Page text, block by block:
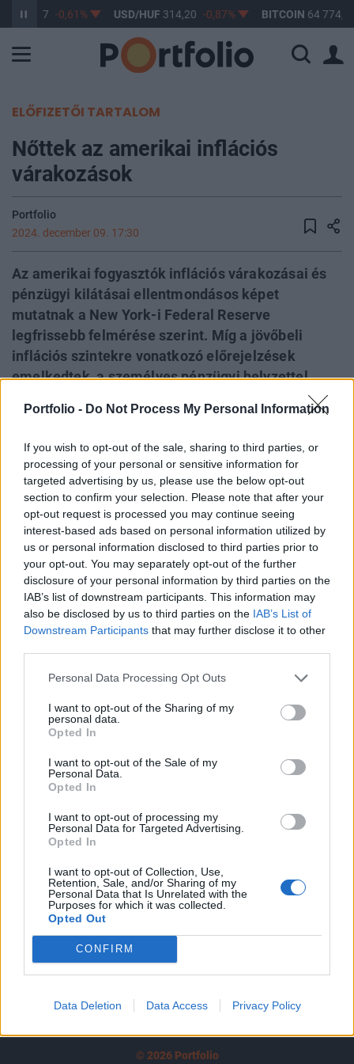
Portfolio - Do Not Process My Personal Information
If you wish to opt-out of the sale, sharing to third parties, or
processing of your personal or sensitive information for
targeted advertising by us, please use the below opt-out
section to confirm your selection. Please note that after your
opt-out request is processed you may continue seeing
interest-based ads based on personal information utilized by
us or personal information disclosed to third parties prior to
your opt-out. You may separately opt-out of the further
disclosure of your personal information by third parties on the
IAB’s list of downstream participants. This information may
also be disclosed by us to third parties on the IAB’s List of
Downstream Participants that may further disclose it to other
Personal Data Processing Opt Outs
I want to opt-out of the Sharing of my
personal data.
Opted In
I want to opt-out of the Sale of my
Personal Data.
Opted In
I want to opt-out of processing my
Personal Data for Targeted Advertising.
Opted In
I want to opt-out of Collection, Use,
Retention, Sale, and/or Sharing of my
Personal Data that Is Unrelated with the
Purposes for which it was collected.
Opted Out
CONFIRM
Data Deletion Data Access Privacy Policy
363,17 -0,61% USD/HUF 314,20 -0,87% BITCOIN 64 774,14
ELŐFIZETŐI TARTALOM
Nőttek az amerikai inflációs
várakozások
Portfolio
2024. december 09. 17:30
Az amerikai fogyasztók inflációs várakozásai és
pénzügyi kilátásai ellentmondásos képet
mutatnak a New York-i Federal Reserve
legfrissebb felmérése szerint. Míg a jövőbeli
inflációs szintekre vonatkozó előrejelzések
emelkedtek, a személyes pénzügyi helyzettel
kapcsolatos várakozások jelentősen javultak. A
felmérés eredményei különösen érdekesek a
várható kamatcsökkentésének fényében.
Budapest Economic Forum 2026Átalakulóban a magyar
gazdaságpolitika, a választások után gyökeresen
változhatnak meg a körülmények és a célok. Merre tart a
magyar kormány és mivel néz szembe a nemzetközi
környezetben? Ez lesz a Portfolio idei kiemelt
gazdaságpolitikai konferenciájának legfontosabb
témája.Információ és jelentkezésA New York-i Federal
Reserve hétfőn közzétett...
KEDVES OLVASÓNK!
A keresett cikk a portfolio.hu hírarchívumához
tartozik, melynek olvasása előfizetéses
Az előfizetés a következőket tartalmazza:
Portfolio.hu teljes cikkarchívum
Kötéslisták: BÉT elmúlt 2 év napon belüli
kötéslistái
Előfizetés
MÁR ELŐFIZETŐNK VAGY?BEJELENTKEZÉS
© 2026 Portfolio